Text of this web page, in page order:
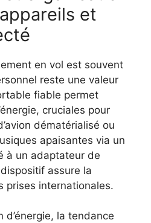
et
en vol est souvent
reste une valeur
fiable permet
cruciales pour
dématérialisé ou
apaisantes via un
à un adaptateur de
assure la
prises internationales.
la tendance